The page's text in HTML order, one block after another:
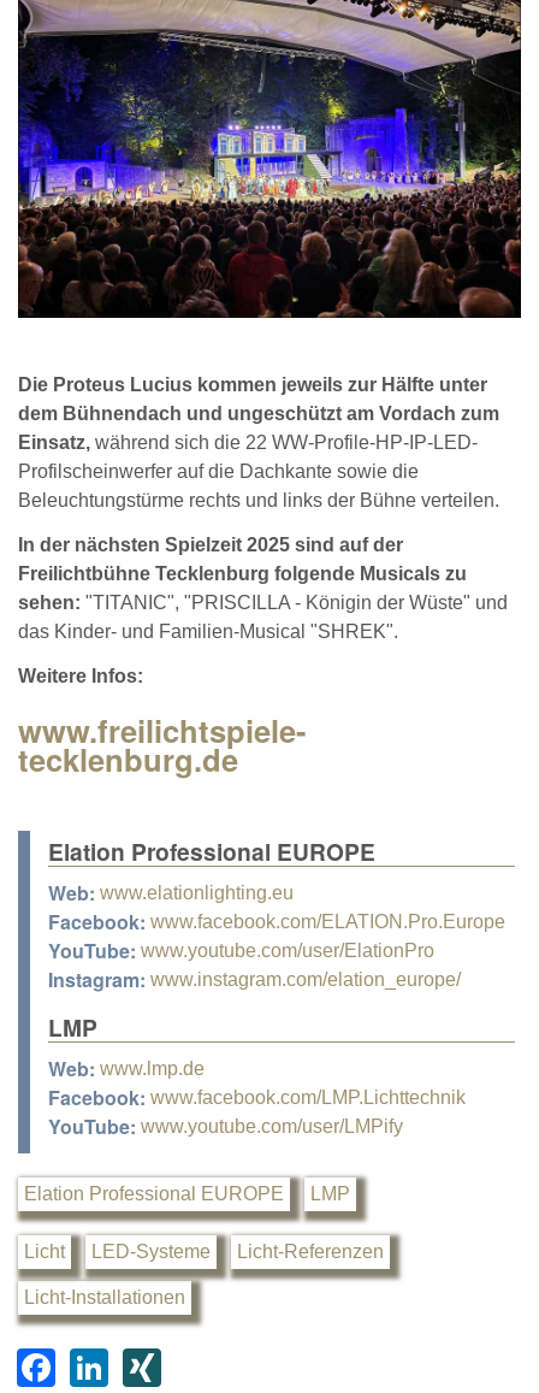
Die Proteus Lucius kommen jeweils zur Hälfte unter
dem Bühnendach und ungeschützt am Vordach zum
Einsatz, während sich die 22 WW-Profile-HP-IP-LED-
Profilscheinwerfer auf die Dachkante sowie die
Beleuchtungstürme rechts und links der Bühne verteilen.
In der nächsten Spielzeit 2025 sind auf der
Freilichtbühne Tecklenburg folgende Musicals zu
sehen: "TITANIC", "PRISCILLA - Königin der Wüste" und
das Kinder- und Familien-Musical "SHREK".
Weitere Infos:
www.freilichtspiele-
tecklenburg.de
Elation Professional EUROPE
Web: www.elationlighting.eu
Facebook: www.facebook.com/ELATION.Pro.Europe
YouTube: www.youtube.com/user/ElationPro
Instagram: www.instagram.com/elation_europe/
LMP
Web: www.lmp.de
Facebook: www.facebook.com/LMP.Lichttechnik
YouTube: www.youtube.com/user/LMPify
Elation Professional EUROPE LMP
Licht LED-Systeme Licht-Referenzen
Licht-Installationen
F
Li